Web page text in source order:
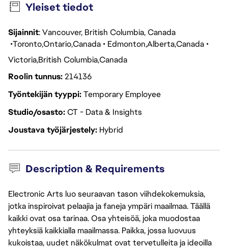
Yleiset tiedot
Sijainnit: Vancouver, British Columbia, Canada
TorontoOntarioCanada EdmontonAlbertaCanada
VictoriaBritish ColumbiaCanada
Roolin tunnus214136
Työntekijän tyyppiTemporary Employee
Studio/osastoCT - Data & Insights
Joustava työjärjestely Hybrid
Description & Requirements
Electronic Arts luo seuraavan tason viihdekokemuksia,
jotka inspiroivat pelaajia ja faneja ympäri maailmaa. Täällä
kaikki ovat osa tarinaa. Osa yhteisöä, joka muodostaa
yhteyksiä kaikkialla maailmassa. Paikka, jossa luovuus
kukoistaa, uudet näkökulmat ovat tervetulleita ja ideoilla